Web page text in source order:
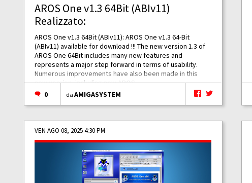
AROS One v1.3 64Bit (ABIv11)
Realizzato:
AROS One v1.3 64Bit (ABIv11): AROS One v1.3 64-Bit
(ABIv11) available for download !!! The new version 1.3 of
AROS One 64Bit includes many new features and
represents a major step forward in terms of usability.
Numerous improvements have also been made in this
new version, including new AROS...
0
daAMIGASYSTEM
VEN AGO 08, 2025 4:30 PM